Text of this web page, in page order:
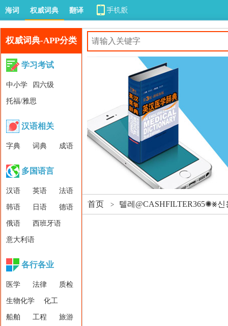
海词 权威词典 翻译
权威词典-APP分类
学习考试
中小学 四六级
托福/雅思
汉语相关
字典 词典 成语
多国语言
汉语 英语 法语
韩语 日语 德语
俄语 西班牙语
意大利语
各行各业
医学 法律 质检
生物化学 化工
船舶 工程 旅游
首页 > 텔레@CASHFILTER365✺⨳